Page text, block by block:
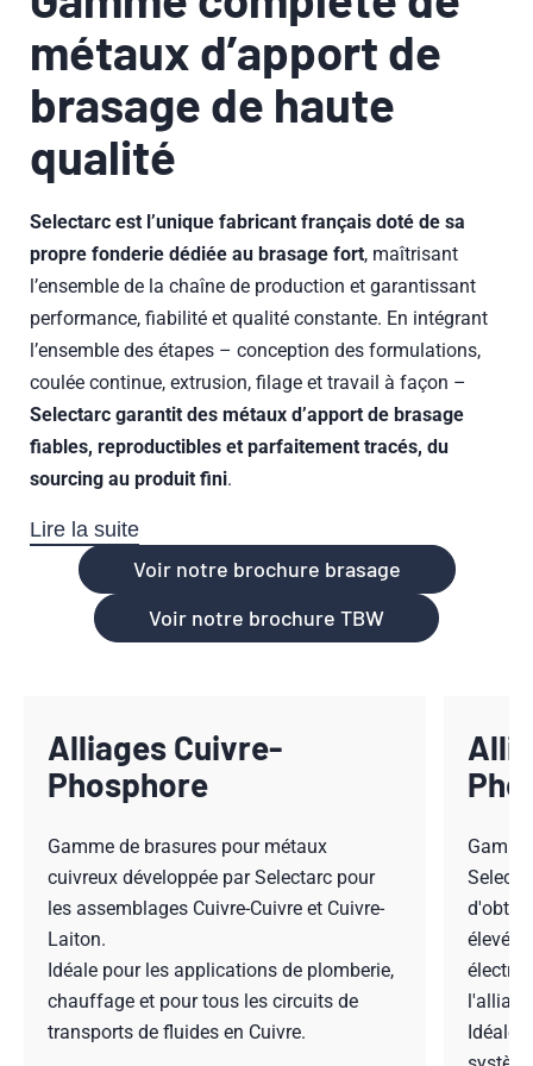
métaux d’apport de
brasage de haute
qualité
Selectarc est l’unique fabricant français doté de sa
propre fonderie dédiée au brasage fort, maîtrisant
l’ensemble de la chaîne de production et garantissant
performance, fiabilité et qualité constante. En intégrant
l’ensemble des étapes – conception des formulations,
coulée continue, extrusion, filage et travail à façon –
Selectarc garantit des métaux d’apport de brasage
fiables, reproductibles et parfaitement tracés, du
sourcing au produit fini.
technologie
performance robustesse
facilité de mise en
œuvre
exclusivement en Bourgogne-Franche-
couvrent une large gamme d’alliages innovants (Cuivre,
Cuivre-Phosphore, Cuivre-Phosphore-Argent, Argent,
alliages de soudo-brasage et Aluminium) pour de
nombreux secteurs industriels. Notre laboratoire de R&D
réalise également des développements sur mesure pour
répondre aux exigences les plus spécifiques de nos
Lire la suite
Voir notre brochure brasage
Voir notre brochure TBW
Alliages Cuivre-
Phosphore
Gamme de brasures pour métaux
cuivreux développée par Selectarc pour
les assemblages Cuivre-Cuivre et Cuivre-
Laiton.
Idéale pour les applications de plomberie,
chauffage et pour tous les circuits de
transports de fluides en Cuivre.
Idéale